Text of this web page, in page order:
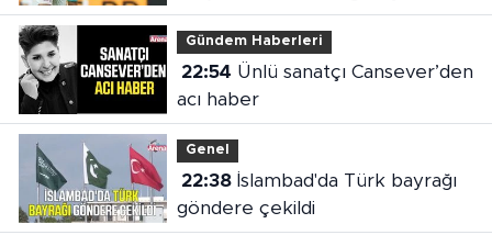
Gündem Haberleri
22:54
acı haber
Genel
22:38İslambad'da Türk bayrağı
göndere çekildi